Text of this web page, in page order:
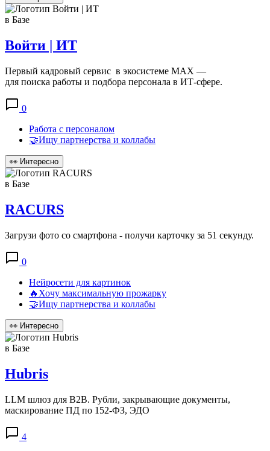
в Базе
Войти | ИТ
Первый кадровый сервис в экосистеме MAX —
для поиска работы и подбора персонала в ИТ‑сфере.
0
Работа с персоналом
🤝Ищу партнерства и коллабы
👀 Интересно
в Базе
RACURS
Загрузи фото со смартфона - получи карточку за 51 секунду.
0
Нейросети для картинок
🔥Хочу максимальную прожарку
🤝Ищу партнерства и коллабы
👀 Интересно
в Базе
Hubris
LLM шлюз для B2B. Рубли, закрывающие документы,
маскирование ПД по 152-ФЗ, ЭДО
4